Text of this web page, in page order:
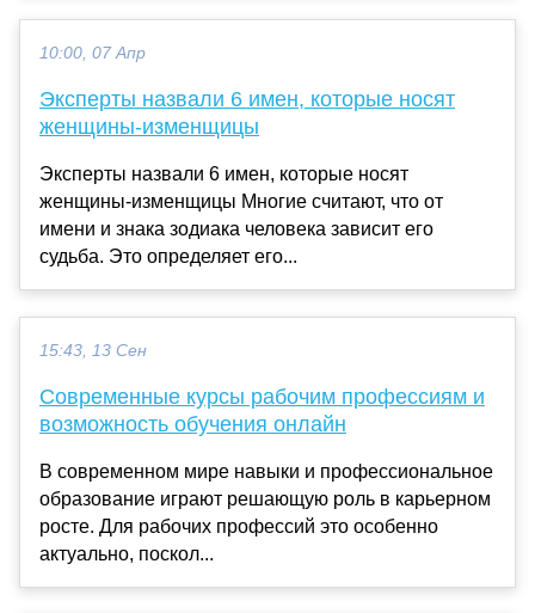
10:00, 07 Апр
Эксперты назвали 6 имен, которые носят
женщины-изменщицы
Эксперты назвали 6 имен, которые носят
женщины-изменщицы Многие считают, что от
имени и знака зодиака человека зависит его
судьба. Это определяет его...
15:43, 13 Сен
Современные курсы рабочим профессиям и
возможность обучения онлайн
В современном мире навыки и профессиональное
образование играют решающую роль в карьерном
росте. Для рабочих профессий это особенно
актуально, поскол...